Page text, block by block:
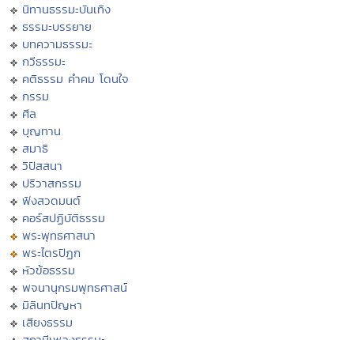
นิทานธรรมะบันเทิง
ธรรมะบรรยาย
บทความธรรมะ
กวีธรรมะ
คติธรรม คำคม โดนใจ
กรรม
ศีล
บุญทาน
สมาธิ
วิปัสสนา
ปริวาสกรรม
ฟังสวดมนต์
คอร์สปฏิบัติธรรม
พระพุทธศาสนา
พระไตรปิฏก
หัวข้อธรรม
พจนานุกรมพุทธศาสน์
มิลินทปัญหา
เสียงธรรม